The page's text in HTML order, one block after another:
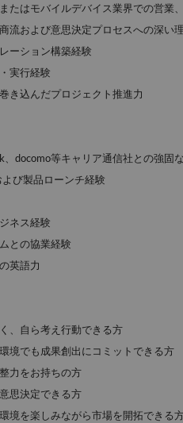
たはモバイルデバイス業界での営業
流および意思決定プロセスへの深い
ーション構築経験
実行経験
き込んだプロジェクト推進力
docomo等キャリア通信社との強固
び製品ローンチ経験
ネス経験
との協業経験
英語力
、自ら考え行動できる方
境でも成果創出にコミットできる方
力をお持ちの方
思決定できる方
境を楽しみながら市場を開拓できる